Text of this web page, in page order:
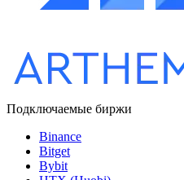
Подключаемые биржи
Binance
Bitget
Bybit